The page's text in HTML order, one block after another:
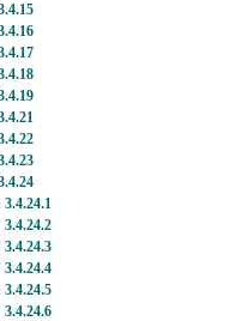
3.4.24.1
3.4.24.2
3.4.24.3
3.4.24.4
3.4.24.5
3.4.24.6